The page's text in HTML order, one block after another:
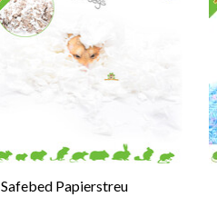
Safebed Papierstreu